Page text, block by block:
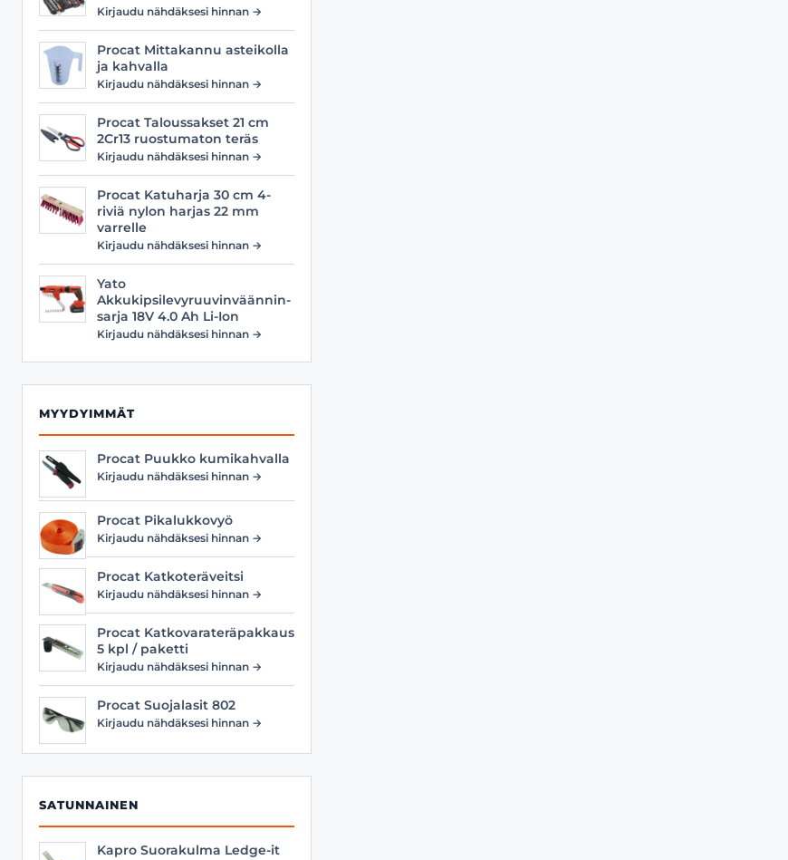
Vyöt
Kirjaudu nähdäksesi hinnan →
Procat Mittakannu asteikolla
ja kahvalla
Kirjaudu nähdäksesi hinnan →
Procat Taloussakset 21 cm
2Cr13 ruostumaton teräs
Kirjaudu nähdäksesi hinnan →
Procat Katuharja 30 cm 4-
riviä nylon harjas 22 mm
varrelle
Kirjaudu nähdäksesi hinnan →
Yato
Akkukipsilevyruuvinväännin-
sarja 18V 4.0 Ah Li-Ion
Kirjaudu nähdäksesi hinnan →
MYYDYIMMÄT
Procat Puukko kumikahvalla
Kirjaudu nähdäksesi hinnan →
Procat Pikalukkovyö
Kirjaudu nähdäksesi hinnan →
Procat Katkoteräveitsi
Kirjaudu nähdäksesi hinnan →
Procat Katkovarateräpakkaus
5 kpl / paketti
Kirjaudu nähdäksesi hinnan →
Procat Suojalasit 802
Kirjaudu nähdäksesi hinnan →
SATUNNAINEN
Kapro Suorakulma Ledge-it